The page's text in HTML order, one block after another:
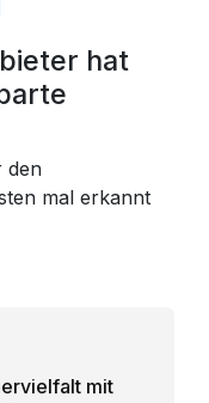
hat
den
mal erkannt
mit